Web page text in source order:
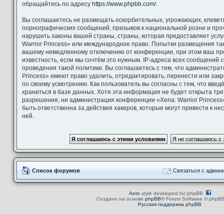
обращайтесь по адресу https://www.phpbb.com/.
Вы соглашаетесь не размещать оскорбительных, угрожающих,
порнографических сообщений, призывов к национальной розни и
нарушить законы вашей страны, страны, которая предоставляет
Warrior Princess» или международное право. Попытки размещения
вашему немедленному отключению от конференции, при этом ваш
известность, если мы сочтём это нужным. IP-адреса всех сообщений
проведения такой политики. Вы соглашаетесь с тем, что
Princess» имеют право удалить, отредактировать, перенести или
по своему усмотрению. Как пользователь вы согласны с тем, что
храниться в базе данных. Хотя эта информация не будет открыта
разрешения, ни администрация конференции «Xena: Warrior
быть ответственна за действия хакеров, которые могут привести к
ней.
Список форумов Связаться с
Aerostyle developed for phpBB
Создано на основе phpBB® Forum Software ©
Русская поддержка phpBB